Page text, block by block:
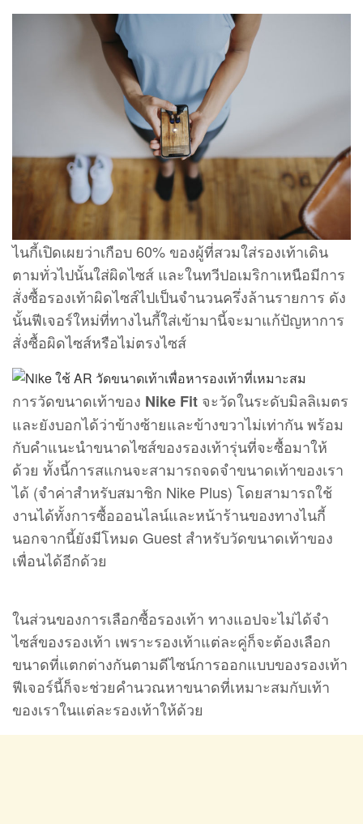
ไนกี้เปิดเผยว่าเกือบ 60% ของผู้ที่สวมใส่รองเท้าเดิน
ตามทั่วไปนั้นใส่ผิดไซส์ และในทวีปอเมริกาเหนือมีการ
สั่งซื้อรองเท้าผิดไซส์ไปเป็นจำนวนครึ่งล้านรายการ ดัง
นั้นฟีเจอร์ใหม่ที่ทางไนกี้ใส่เข้ามานี้จะมาแก้ปัญหาการ
สั่งซื้อผิดไซส์หรือไม่ตรงไซส์
การวัดขนาดเท้าของ Nike Fit จะวัดในระดับมิลลิเมตร
และยังบอกได้ว่าข้างซ้ายและข้างขวาไม่เท่ากัน พร้อม
กับคำแนะนำขนาดไซส์ของรองเท้ารุ่นที่จะซื้อมาให้
ด้วย ทั้งนี้การสแกนจะสามารถจดจำขนาดเท้าของเรา
ได้ (จำค่าสำหรับสมาชิก Nike Plus) โดยสามารถใช้
งานได้ทั้งการซื้อออนไลน์และหน้าร้านของทางไนกี้
นอกจากนี้ยังมีโหมด Guest สำหรับวัดขนาดเท้าของ
เพื่อนได้อีกด้วย
ในส่วนของการเลือกซื้อรองเท้า ทางแอปจะไม่ได้จำ
ไซส์ของรองเท้า เพราะรองเท้าแต่ละคู่ก็จะต้องเลือก
ขนาดที่แตกต่างกันตามดีไซน์การออกแบบของรองเท้า
ฟีเจอร์นี้ก็จะช่วยคำนวณหาขนาดที่เหมาะสมกับเท้า
ของเราในแต่ละรองเท้าให้ด้วย